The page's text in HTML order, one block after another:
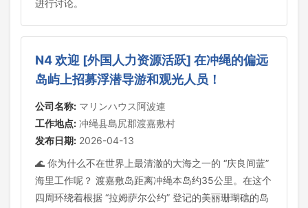
进行讨论。
N4 欢迎 [外国人力资源活跃] 在冲绳的偏远
岛屿上招募浮潜导游和观光人员！
公司名称: マリンハウス阿波連
工作地点: 冲绳县島尻郡渡嘉敷村
发布日期: 2026-04-13
🌊 你为什么不在世界上最清澈的大海之一的 “庆良间蓝”
海里工作呢？ 渡嘉敷岛距离冲绳本岛约35公里。在这个
四周环绕着根据 “拉姆萨尔公约” 登记的美丽珊瑚礁的岛